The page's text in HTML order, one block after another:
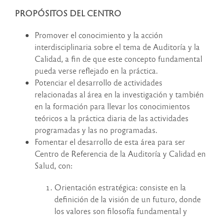
PROPÓSITOS DEL CENTRO
Promover el conocimiento y la acción
interdisciplinaria sobre el tema de Auditoría y la
Calidad, a fin de que este concepto fundamental
pueda verse reflejado en la práctica.
Potenciar el desarrollo de actividades
relacionadas al área en la investigación y también
en la formación para llevar los conocimientos
teóricos a la práctica diaria de las actividades
programadas y las no programadas.
Fomentar el desarrollo de esta área para ser
Centro de Referencia de la Auditoría y Calidad en
Salud, con:
Orientación estratégica: consiste en la
definición de la visión de un futuro, donde
los valores son filosofía fundamental y